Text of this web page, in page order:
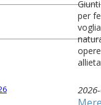
per